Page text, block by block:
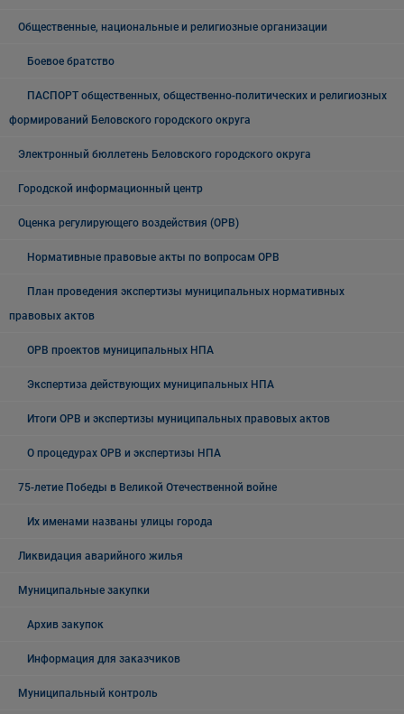
Общественные, национальные и религиозные организации
Боевое братство
ПАСПОРТ общественных, общественно-политических и религиозных
формирований Беловского городского округа
Электронный бюллетень Беловского городского округа
Городской информационный центр
Оценка регулирующего воздействия (ОРВ)
Нормативные правовые акты по вопросам ОРВ
План проведения экспертизы муниципальных нормативных
правовых актов
ОРВ проектов муниципальных НПА
Экспертиза действующих муниципальных НПА
Итоги ОРВ и экспертизы муниципальных правовых актов
О процедурах ОРВ и экспертизы НПА
75-летие Победы в Великой Отечественной войне
Их именами названы улицы города
Ликвидация аварийного жилья
Муниципальные закупки
Архив закупок
Информация для заказчиков
Муниципальный контроль